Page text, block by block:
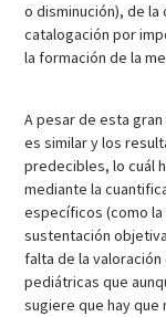
o disminución), de
catalogación por
la formación de la
A pesar de esta
es similar y los
predecibles, lo cuál
mediante la
específicos (como la
sustentación
falta de la
pediátricas que
sugiere que hay que